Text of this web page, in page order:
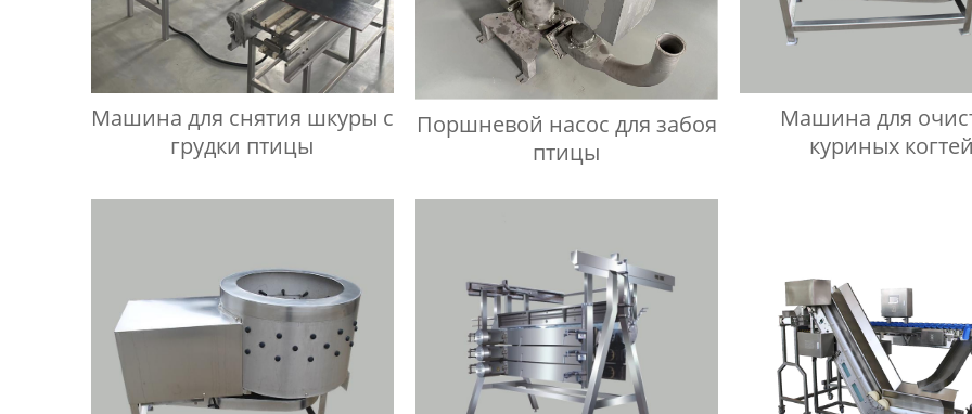
Машина для снятия шкуры с
грудки птицы
Поршневой насос для забоя
птицы
Машина для
куриных